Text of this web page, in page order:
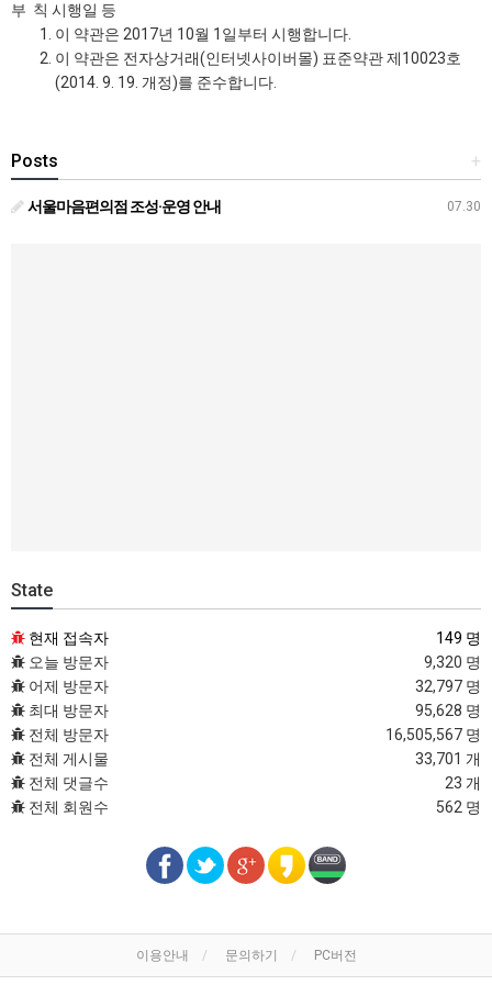
부 칙 시행일 등
이 약관은 2017년 10월 1일부터 시행합니다.
이 약관은 전자상거래(인터넷사이버몰) 표준약관 제10023호
(2014. 9. 19. 개정)를 준수합니다.
+
Posts
07.30
서울마음편의점 조성·운영 안내
State
현재 접속자
149 명
오늘 방문자
9,320 명
어제 방문자
32,797 명
최대 방문자
95,628 명
전체 방문자
16,505,567 명
전체 게시물
33,701 개
전체 댓글수
23 개
전체 회원수
562 명
이용안내 문의하기 PC버전